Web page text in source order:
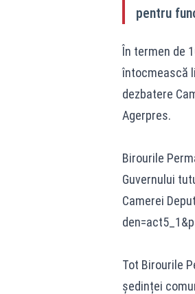
pentru
În termen de
întocmească
dezbatere
Agerpres.
Birourile
Guvernului
Camerei
Tot Birourile
ședinței